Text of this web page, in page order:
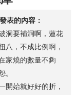
發表的內容：
洞要補洞啊，蓮花
八，不成比例啊，
家燒的數量不夠
。
開始就好好的折，